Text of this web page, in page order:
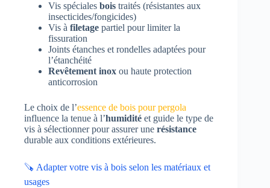
Vis spéciales bois traités (résistantes aux
insecticides/fongicides)
Vis à filetage partiel pour limiter la
fissuration
Joints étanches et rondelles adaptées pour
l’étanchéité
Revêtement inox ou haute protection
anticorrosion
Le choix de l’essence de bois pour pergola
influence la tenue à l’humidité et guide le type de
vis à sélectionner pour assurer une résistance
durable aux conditions extérieures.
🪚 Adapter votre vis à bois selon les matériaux et
usages